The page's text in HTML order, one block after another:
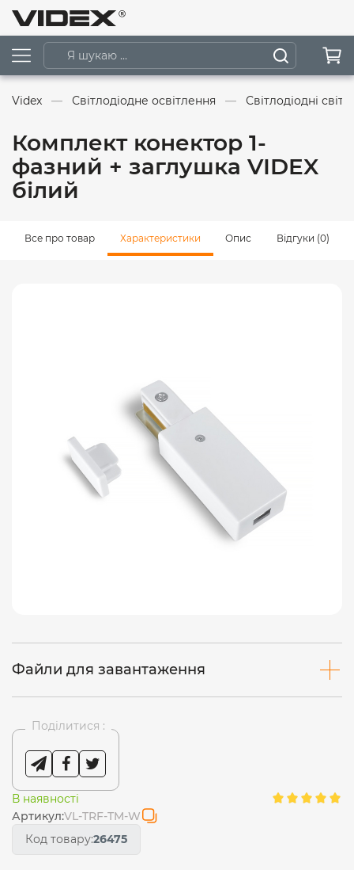
Videx Світлодіодне освітлення Світлодіодні
Комплект конектор 1-
фазний + заглушка VIDEX
білий
Все про товар Характеристики Опис Відгуки (0)
Файли для завантаження
Поділитися :
В наявності
Артикул:VL-TRF-TM-W
Код товару:26475